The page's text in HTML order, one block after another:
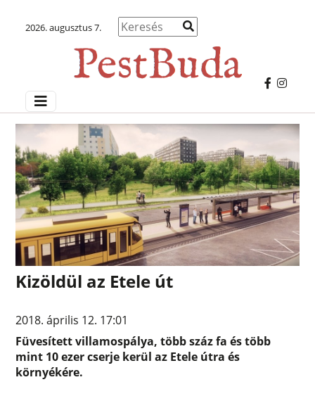
2026. augusztus 7.
Kizöldül az Etele út
2018. április 12. 17:01
Füvesített villamospálya, több száz fa és több
mint 10 ezer cserje kerül az Etele útra és
környékére.